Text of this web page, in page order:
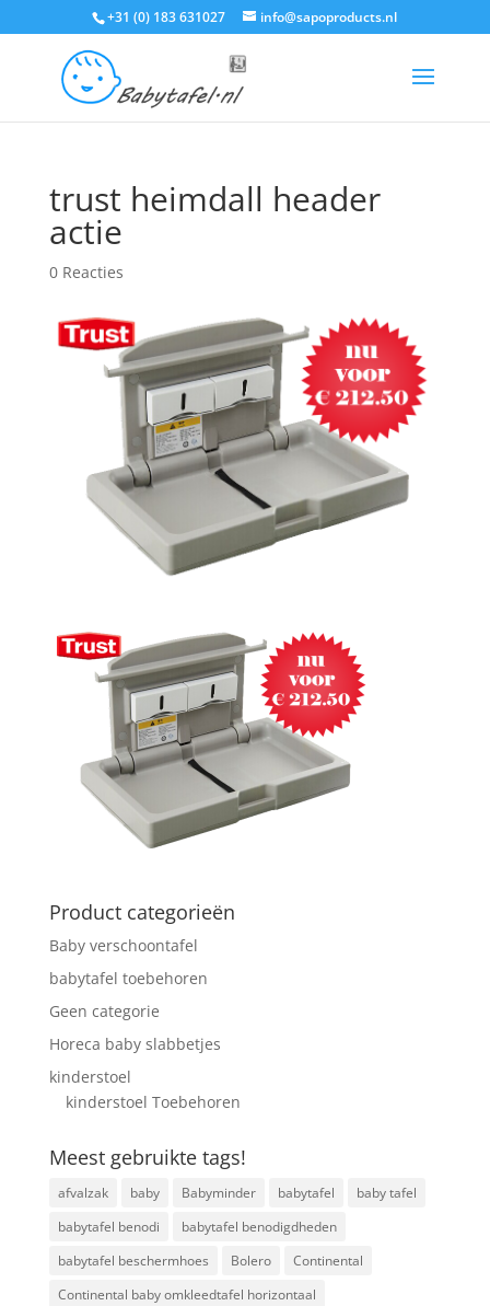
+31 (0) 183 631027 info@sapoproducts.nl
trust heimdall header
actie
0 Reacties
Product categorieën
Baby verschoontafel
babytafel toebehoren
Geen categorie
Horeca baby slabbetjes
kinderstoel
kinderstoel Toebehoren
Meest gebruikte tags!
afvalzak baby Babyminder babytafel
baby tafel
babytafel benodi
babytafel benodigdheden
babytafel beschermhoes
Bolero
Continental
Continental baby omkleedtafel horizontaal